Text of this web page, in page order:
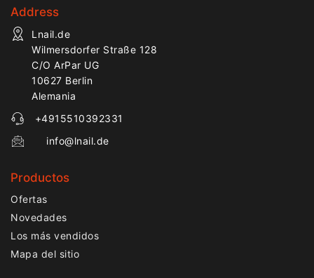
Address
Lnail.de
Wilmersdorfer Straße 128
C/O ArPar UG
10627 Berlin
Alemania
+4915510392331
info@lnail.de
Productos
Ofertas
Novedades
Los más vendidos
Mapa del sitio